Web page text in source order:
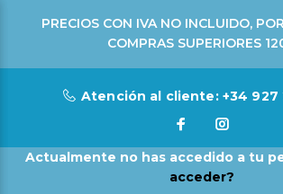
PRECIOS CON IVA NO INCLUIDO,
COMPRAS SUPERIORES
Atención al cliente: +34 927
Actualmente no has accedido a tu
acceder?